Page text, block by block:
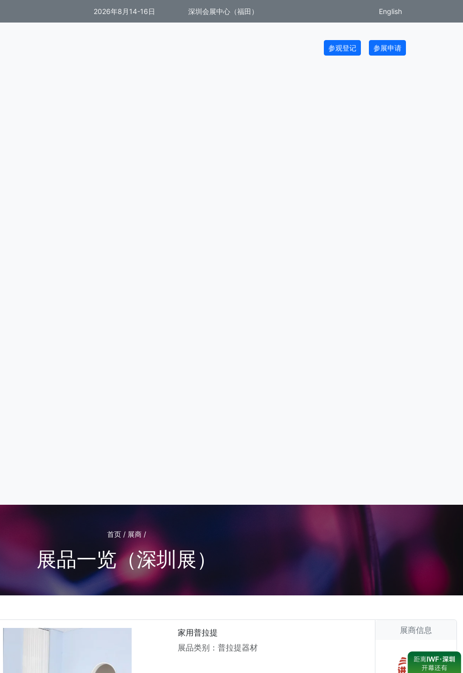
2026年8月14-16日 深圳会展中心（福田） English
参观登记 参展申请
首页 / 展商 /
展品一览（深圳展）
家用普拉提
展品类别：普拉提器材
展商信息